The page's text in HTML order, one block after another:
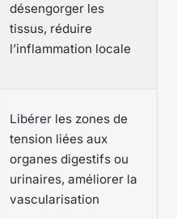
désengorger les
tissus, réduire
l’inflammation locale
Libérer les zones de
tension liées aux
organes digestifs ou
urinaires, améliorer la
vascularisation